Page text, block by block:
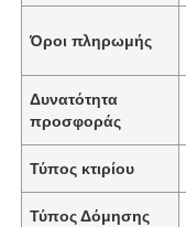
Όροι πληρωμής
Δυνατότητα
προσφοράς
Τύπος κτιρίου
Τύπος Δόμησης